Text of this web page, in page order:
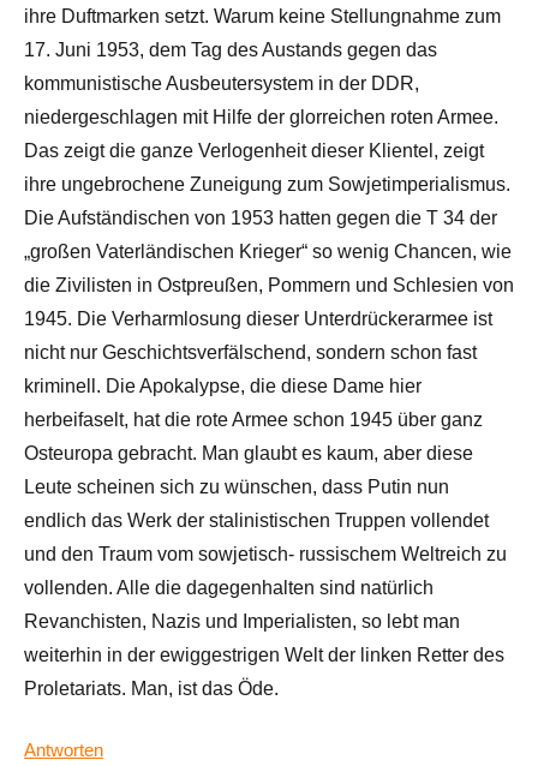
ihre Duftmarken setzt. Warum keine Stellungnahme zum
17. Juni 1953, dem Tag des Austands gegen das
kommunistische Ausbeutersystem in der DDR,
niedergeschlagen mit Hilfe der glorreichen roten Armee.
Das zeigt die ganze Verlogenheit dieser Klientel, zeigt
ihre ungebrochene Zuneigung zum Sowjetimperialismus.
Die Aufständischen von 1953 hatten gegen die T 34 der
„großen Vaterländischen Krieger“ so wenig Chancen, wie
die Zivilisten in Ostpreußen, Pommern und Schlesien von
1945. Die Verharmlosung dieser Unterdrückerarmee ist
nicht nur Geschichtsverfälschend, sondern schon fast
kriminell. Die Apokalypse, die diese Dame hier
herbeifaselt, hat die rote Armee schon 1945 über ganz
Osteuropa gebracht. Man glaubt es kaum, aber diese
Leute scheinen sich zu wünschen, dass Putin nun
endlich das Werk der stalinistischen Truppen vollendet
und den Traum vom sowjetisch- russischem Weltreich zu
vollenden. Alle die dagegenhalten sind natürlich
Revanchisten, Nazis und Imperialisten, so lebt man
weiterhin in der ewiggestrigen Welt der linken Retter des
Proletariats. Man, ist das Öde.
Antworten